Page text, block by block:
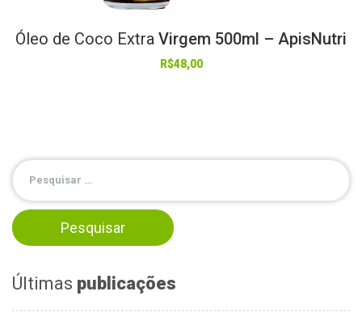
Óleo de Coco Extra Virgem 500ml – ApisNutri
R$48,00
Últimas publicações